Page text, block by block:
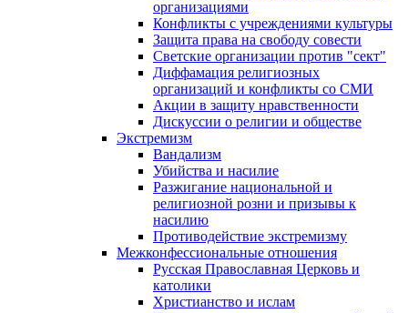
организациями
Конфликты с учреждениями культуры
Защита права на свободу совести
Светские организации против "сект"
Диффамация религиозных
организаций и конфликты со СМИ
Акции в защиту нравственности
Дискуссии о религии и обществе
Экстремизм
Вандализм
Убийства и насилие
Разжигание национальной и
религиозной розни и призывы к
насилию
Противодействие экстремизму
Межконфессиональные отношения
Русская Православная Церковь и
католики
Христианство и ислам